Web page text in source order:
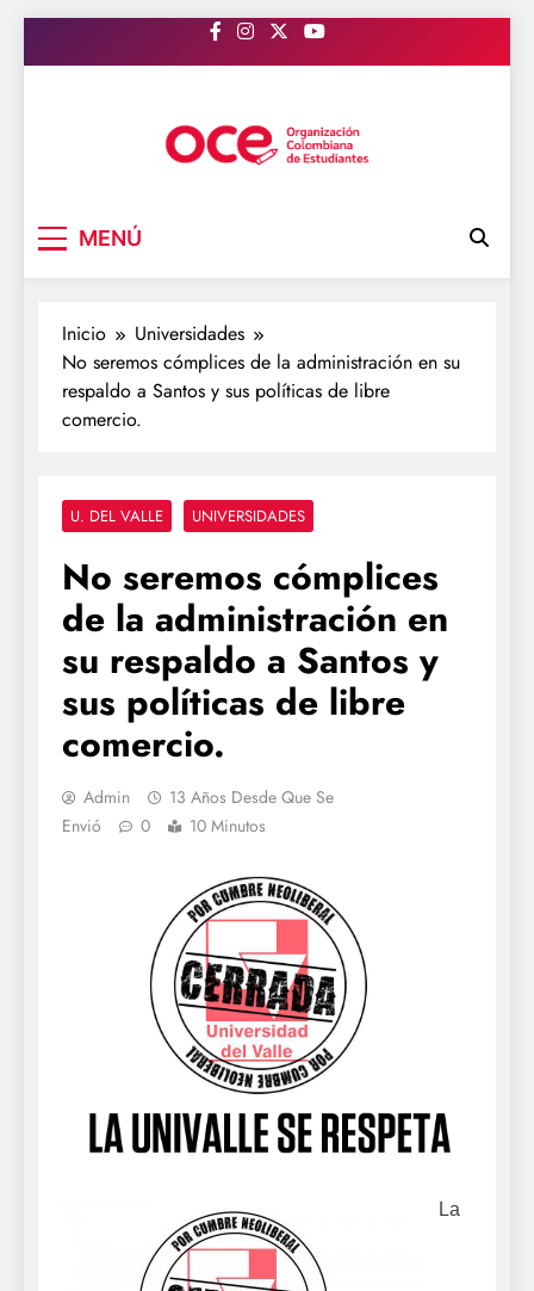
al
MENÚ
Inicio
Universidades
No seremos cómplices de la administración en su
respaldo a Santos y sus políticas de libre
comercio.
U. DEL VALLE UNIVERSIDADES
No seremos cómplices
de la administración en
su respaldo a Santos y
sus políticas de libre
comercio.
Admin
13 Años Desde Que Se
Envió
0 10 Minutos
La